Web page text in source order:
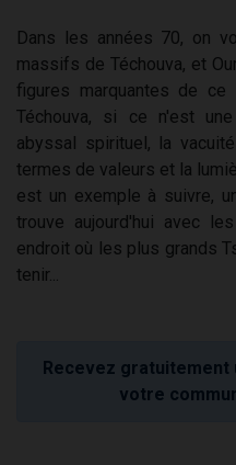
Dans les années 70, on
massifs de Téchouva, et
figures marquantes de ce
Téchouva, si ce n'est
abyssal spirituel, la
termes de valeurs et la
est un exemple à suivre,
trouve aujourd'hui avec
endroit où les plus grands
tenir...
Recevez gratuitement
votre